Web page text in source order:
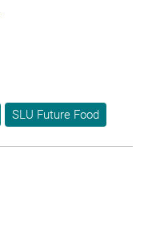
SLU Future Food